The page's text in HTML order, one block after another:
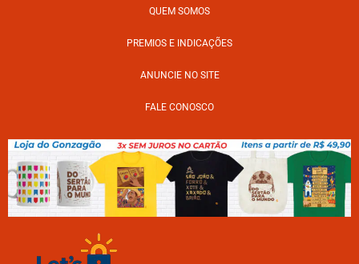
QUEM SOMOS
PREMIOS E INDICAÇÕES
ANUNCIE NO SITE
FALE CONOSCO